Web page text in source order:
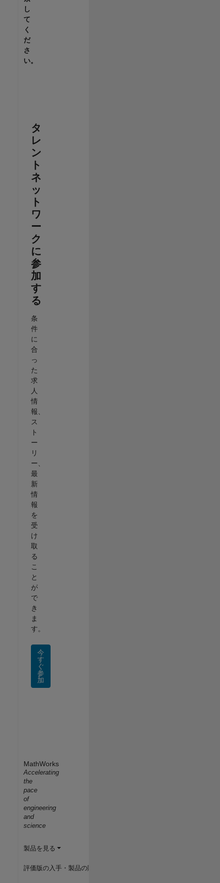
し
て
く
だ
さ
い。
タ
レ
ン
ト
ネ
ッ
ト
ワ
ー
ク
に
参
加
す
る
条
件
に
合
っ
た
求
人
情
報、
ス
ト
ー
リ
ー、
最
新
情
報
を
受
け
取
る
こ
と
が
で
き
ま
す。
今
す
ぐ
参
加
MathWorks
Accelerating
the
pace
of
engineering
and
science
製品を見る
評価版の入手・製品の購入